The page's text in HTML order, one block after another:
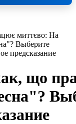
миттєво: На
Выберите
предсказание
що